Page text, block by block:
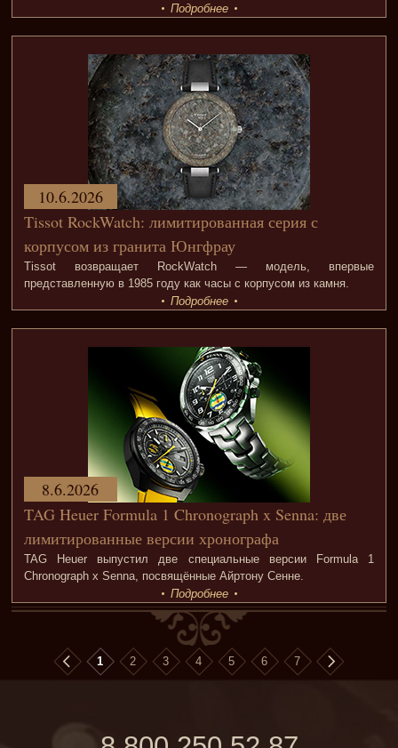
Подробнее
Tissot RockWatch: лимитированная серия с
корпусом из гранита Юнгфрау
Tissot возвращает RockWatch — модель, впервые
представленную в 1985 году как часы с корпусом из камня.
10.6.2026
Подробнее
TAG Heuer Formula 1 Chronograph x Senna: две
лимитированные версии хронографа
TAG Heuer выпустил две специальные версии Formula 1
Chronograph x Senna, посвящённые Айртону Сенне.
8.6.2026
Подробнее
1 2 3 4 5 6 7